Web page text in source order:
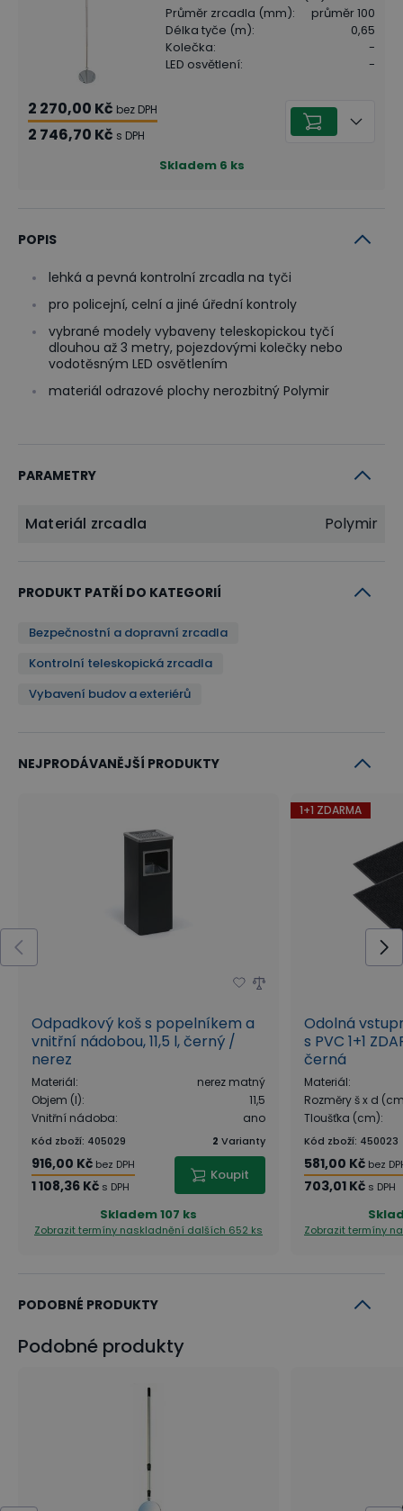
Průměr zrcadla (mm):
průměr 100
Délka tyče (m):
0,65
Kolečka:
-
LED osvětlení: -
2 270,00 Kč bez DPH
2 746,70 Kč s DPH
Skladem 6 ks
POPIS
lehká a pevná kontrolní zrcadla na tyči
pro policejní, celní a jiné úřední kontroly
vybrané modely vybaveny teleskopickou tyčí
dlouhou až 3 metry, pojezdovými kolečky nebo
vodotěsným LED osvětlením
materiál odrazové plochy nerozbitný Polymir
PARAMETRY
Materiál zrcadla Polymir
PRODUKT PATŘÍ DO KATEGORIÍ
Bezpečnostní a dopravní zrcadla
Kontrolní teleskopická zrcadla
Vybavení budov a exteriérů
NEJPRODÁVANĚJŠÍ PRODUKTY
Odpadkový koš s popelníkem a
vnitřní nádobou, 11,5 l, černý /
nerez
Materiál:
nerez matný
Objem (l):
11,5
Vnitřní nádoba: ano
Kód zboží: 405029 2 Varianty
916,00 Kč bez DPH
1 108,36 Kč s DPH
Koupit
Skladem107 ks
Zobrazit termíny naskladnění dalších 652 ks
1+1 ZDARMA
Odolná
s PVC 1+1
černá
Materiál:
Rozměry š x d
Tloušťka (cm):
Kód zboží: 450023
581,00 Kč bez
703,01 Kč s DPH
Zobrazit termíny
PODOBNÉ PRODUKTY
Podobné produkty